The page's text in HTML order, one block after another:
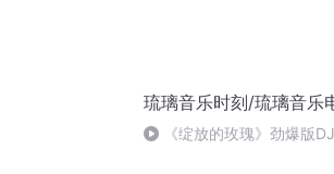
琉璃音乐时刻/琉璃音乐
《绽放的玫瑰》劲爆版DJ